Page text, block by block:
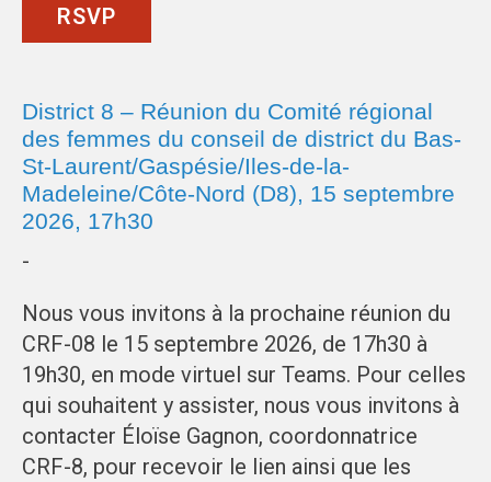
RSVP
District 8 – Réunion du Comité régional
des femmes du conseil de district du Bas-
St-Laurent/Gaspésie/Iles-de-la-
Madeleine/Côte-Nord (D8), 15 septembre
2026, 17h30
-
Nous vous invitons à la prochaine réunion du
CRF-08 le 15 septembre 2026, de 17h30 à
19h30, en mode virtuel sur Teams. Pour celles
qui souhaitent y assister, nous vous invitons à
contacter Éloïse Gagnon, coordonnatrice
CRF-8, pour recevoir le lien ainsi que les